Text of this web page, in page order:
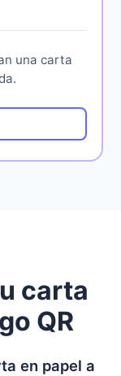
una carta
carta
QR
en papel a